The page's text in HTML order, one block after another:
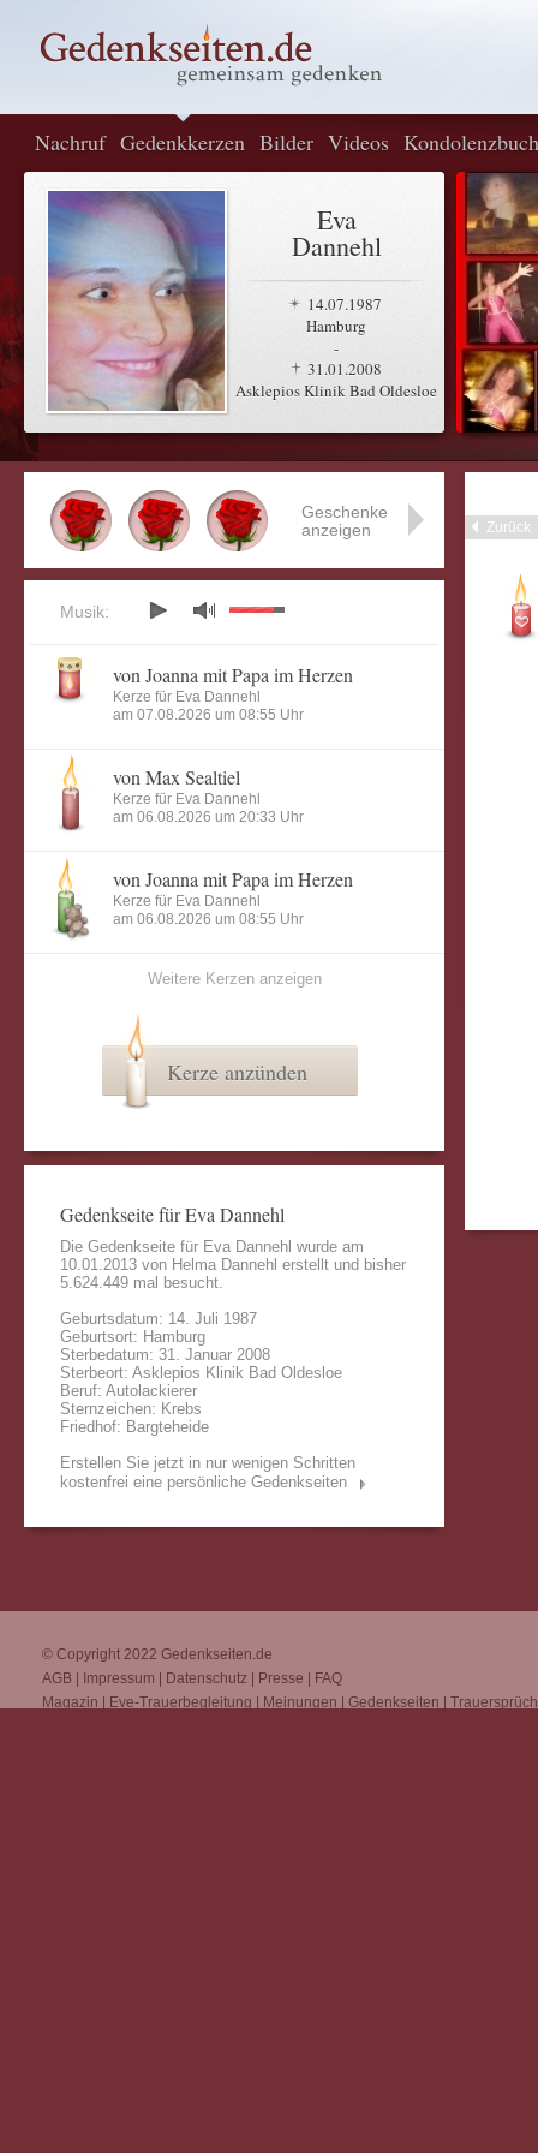
Nachruf Gedenkkerzen Bilder Videos Kondolenzbuch
Eva
Dannehl
14.07.1987
Hamburg
-
31.01.2008
Asklepios Klinik Bad Oldesloe
Zurück
Geschenke
anzeigen
Musik:
von Joanna mit Papa im Herzen
Kerze für Eva Dannehl
am 07.08.2026 um 08:55 Uhr
von Max Sealtiel
Kerze für Eva Dannehl
am 06.08.2026 um 20:33 Uhr
von Joanna mit Papa im Herzen
Kerze für Eva Dannehl
am 06.08.2026 um 08:55 Uhr
Weitere Kerzen anzeigen
Kerze anzünden
Gedenkseite für Eva Dannehl
Die Gedenkseite für Eva Dannehl wurde am
10.01.2013 von Helma Dannehl erstellt und bisher
5.624.449 mal besucht.
Geburtsdatum: 14. Juli 1987
Geburtsort: Hamburg
Sterbedatum: 31. Januar 2008
Sterbeort: Asklepios Klinik Bad Oldesloe
Beruf: Autolackierer
Sternzeichen: Krebs
Friedhof: Bargteheide
Erstellen Sie jetzt in nur wenigen Schritten
kostenfrei eine persönliche Gedenkseiten
© Copyright 2022 Gedenkseiten.de
AGB
Impressum Datenschutz Presse
FAQ
Magazin
Eve-Trauerbegleitung Meinungen Gedenkseiten